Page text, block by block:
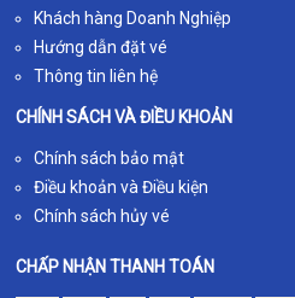
Khách hàng Doanh Nghiệp
Hướng dẫn đặt vé
Thông tin liên hệ
CHÍNH SÁCH VÀ ĐIỀU KHOẢN
Chính sách bảo mật
Điều khoản và Điều kiện
Chính sách hủy vé
CHẤP NHẬN THANH TOÁN